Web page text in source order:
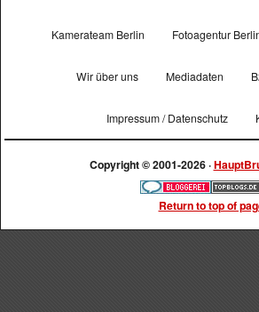
Kamerateam Berlin Fotoagentur
Wir über uns Mediadaten
Impressum / Datenschutz
Copyright © 2001-2026 ·
Return to top of